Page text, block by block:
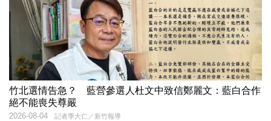
竹北選情告急？ 藍營參選人杜文中致信鄭麗文：藍白合作
絕不能喪失尊嚴
記者季大仁／新竹報導
2026-08-04